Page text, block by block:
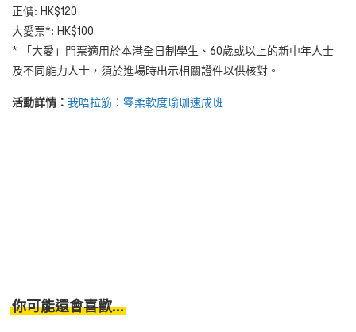
正價: HK$120
大愛票*: HK$100
* 「大愛」門票適用於本港全日制學生、60歲或以上的新中年人士
及不同能力人士，須於進場時出示相關證件以供核對。
活動詳情： 我唔拉筋：零柔軟度瑜珈速成班
你可能還會喜歡...